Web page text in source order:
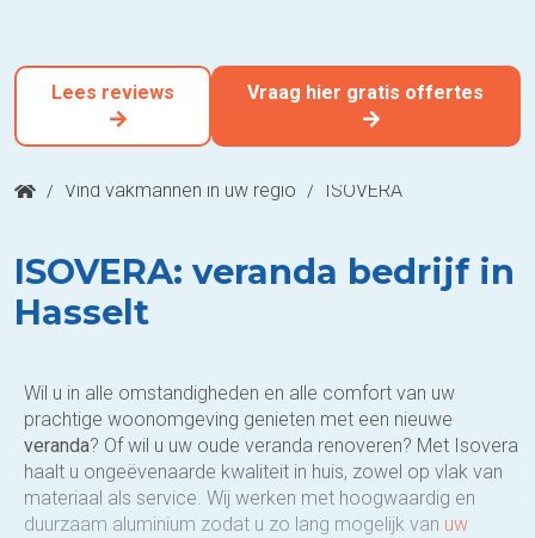
Lees reviews Vraag hier gratis offertes
/ Vind vakmannen in uw regio / ISOVERA
ISOVERA: veranda bedrijf in
Hasselt
Wil u in alle omstandigheden en alle comfort van uw
prachtige woonomgeving genieten met een nieuwe
veranda? Of wil u uw oude veranda renoveren? Met Isovera
haalt u ongeëvenaarde kwaliteit in huis, zowel op vlak van
materiaal als service. Wij werken met hoogwaardig en
duurzaam aluminium zodat u zo lang mogelijk van uw